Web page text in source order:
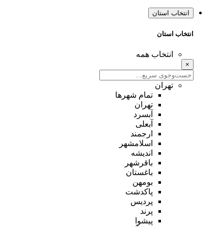
انتخاب استان
انتخاب استان
انتخاب همه
×
تهران
تمام شهر‌ها
تهران
آبسرد
آبعلی
ارجمند
اسلامشهر
اندیشه
باقرشهر
باغستان
بومهن
پاکدشت
پردیس
پرند
پیشوا